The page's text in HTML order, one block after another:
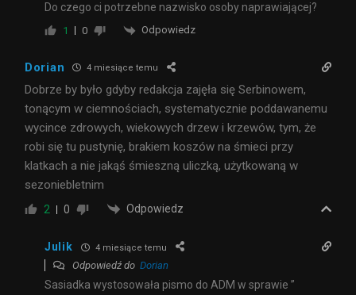
Do czego ci potrzebne nazwisko osoby naprawiającej?
1 0 Odpowiedz
Dorian 4 miesiące temu
Dobrze by było gdyby redakcja zajęła się Serbinowem,
tonącym w ciemnościach, systematycznie poddawanemu
wycince zdrowych, wiekowych drzew i krzewów, tym, że
robi się tu pustynię, brakiem koszów na śmieci przy
klatkach a nie jakąś śmieszną uliczką, użytkowaną w
sezoniebletnim
2 0 Odpowiedz
Julik 4 miesiące temu
Odpowiedź do Dorian
Sasiadka wystosowała pismo do ADM w sprawie ”